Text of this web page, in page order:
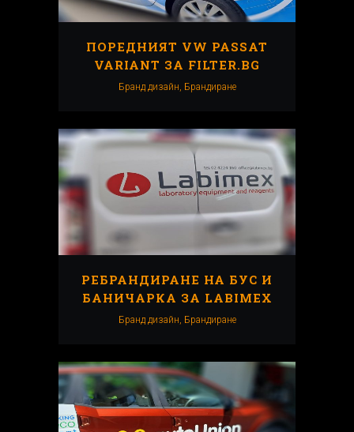
ПОРЕДНИЯТ VW PASSAT
VARIANT ЗА FILTER.BG
Бранд дизайн, Брандиранe
РЕБРАНДИРАНЕ НА БУС И
БАНИЧАРКА ЗА LABIMEX
Бранд дизайн, Брандиранe